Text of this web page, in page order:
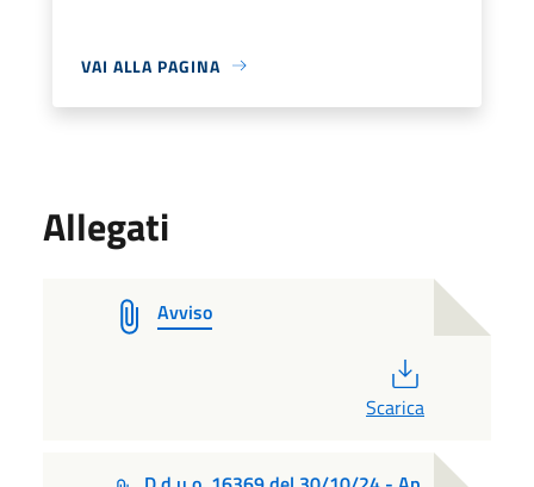
VAI ALLA PAGINA
Allegati
Avviso
Scarica